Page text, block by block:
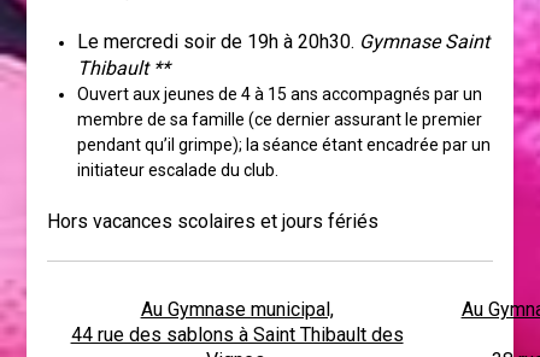
Le mercredi soir de 19h à 20h30. Gymnase Saint
Thibault **
Ouvert aux jeunes de 4 à 15 ans accompagnés par un
membre de sa famille (ce dernier assurant le premier
pendant qu’il grimpe); la séance étant encadrée par un
initiateur escalade du club.
Hors vacances scolaires et jours fériés
Au Gymnase municipal,
44 rue des sablons à Saint Thibault des
Au